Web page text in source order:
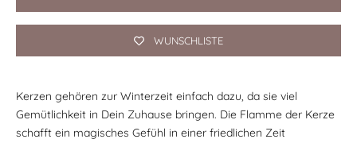
WUNSCHLISTE
Kerzen gehören zur Winterzeit einfach dazu, da sie viel
Gemütlichkeit in Dein Zuhause bringen. Die Flamme der Kerze
schafft ein magisches Gefühl in einer friedlichen Zeit